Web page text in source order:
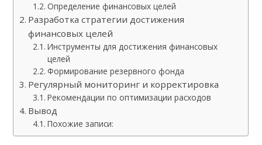
Определение финансовых целей
Разработка стратегии достижения
финансовых целей
Инструменты для достижения финансовых
целей
Формирование резервного фонда
Регулярный мониторинг и корректировка
Рекомендации по оптимизации расходов
Вывод
Похожие записи: